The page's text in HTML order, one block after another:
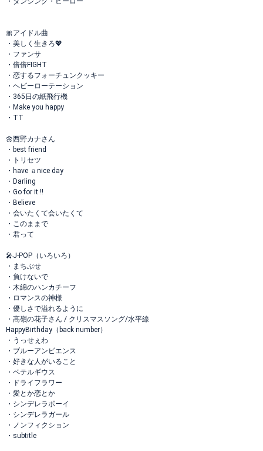
🎀アイドル曲
・美しく生きろ💖
・ファンサ
・倍倍FIGHT
・恋するフォーチュンクッキー
・ヘビーローテーション
・365日の紙飛行機
・Make you happy
・TT
🌼西野カナさん
・best friend
・トリセツ
・have ａnice day
・Darling
・Go for it !!
・Believe
・会いたくて会いたくて
・このままで
・君って
🎤J-POP（いろいろ）
・まちぶせ
・負けないで
・木綿のハンカチーフ
・ロマンスの神様
・優しさで溢れるように
・高嶺の花子さん / クリスマスソング/水平線
HappyBirthday（back number）
・うっせぇわ
・ブルーアンビエンス
・好きな人がいること
・ベテルギウス
・ドライフラワー
・愛とか恋とか
・シンデレラボーイ
・シンデレラガール
・ノンフィクション
・subtitle